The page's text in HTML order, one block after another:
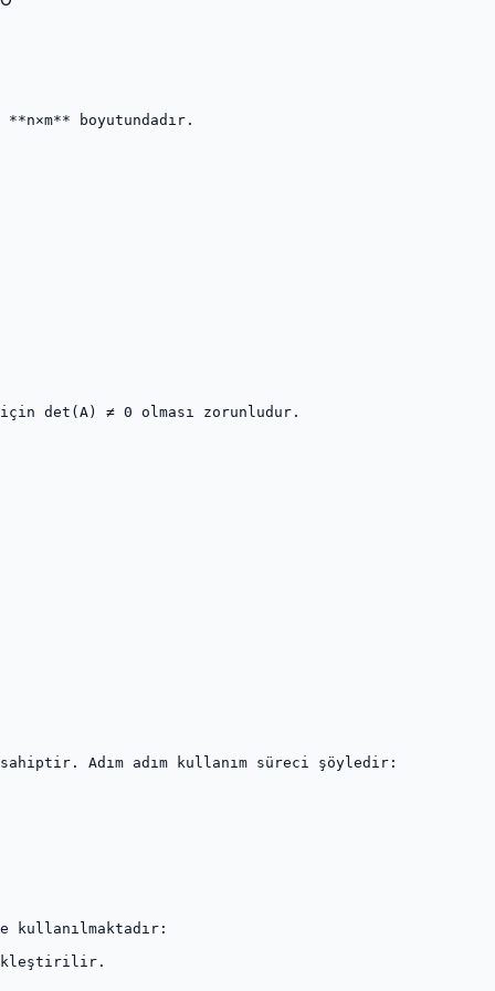
boyutundadır.
det(A) ≠ 0 olması zorunludur.
Adım adım kullanım süreci şöyledir:
kullanılmaktadır: